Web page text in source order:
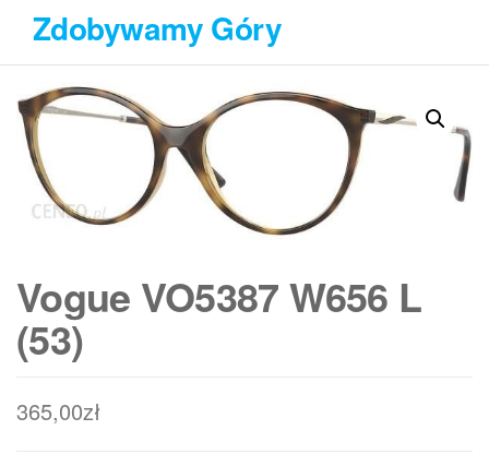
Przejdź
treści
Zdobywamy Góry
Vogue VO5387 W656 L
(53)
365,00zł